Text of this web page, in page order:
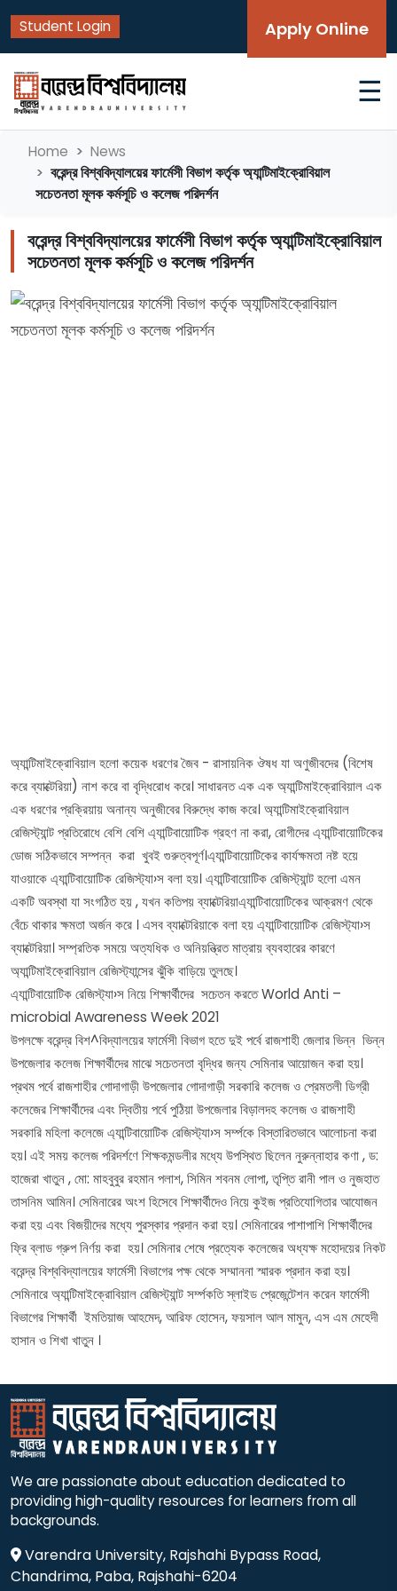
Student Login Apply Online
☰
Home News
বরেন্দ্র বিশ্ববিদ্যালয়ের ফার্মেসী বিভাগ কর্তৃক অ্যান্টিমাইক্রোবিয়াল
সচেতনতা মূলক কর্মসূচি ও কলেজ পরিদর্শন
বরেন্দ্র বিশ্ববিদ্যালয়ের ফার্মেসী বিভাগ কর্তৃক অ্যান্টিমাইক্রোবিয়াল
সচেতনতা মূলক কর্মসূচি ও কলেজ পরিদর্শন
অ্যান্টিমাইক্রোবিয়াল হলো কয়েক ধরণের জৈব - রাসায়নিক ঔষধ যা অণুজীবদের (বিশেষ
করে ব্যাক্টেরিয়া) নাশ করে বা বৃদ্ধিরোধ করে। সাধারনত এক এক অ্যান্টিমাইক্রোবিয়াল এক
এক ধরণের প্রক্রিয়ায় অনান্য অনুজীবের বিরুদ্ধে কাজ করে। অ্যান্টিমাইক্রোবিয়াল
রেজিস্ট্যান্ট প্রতিরোধে বেশি বেশি এ্যান্টিবায়োটিক গ্রহণ না করা, রোগীদের এ্যান্টিবায়োটিকের
ডোজ সঠিকভাবে সম্পন্ন করা খুবই গুরুত্বপূর্ণ।এ্যান্টিবায়োটিকের কার্যক্ষমতা নষ্ট হয়ে
যাওয়াকে এ্যান্টিবায়োটিক রেজিস্ট্যা›স বলা হয়। এ্যান্টিবায়োটিক রেজিস্ট্যান্ট হলো এমন
একটি অবস্থা যা সংগঠিত হয় , যখন কতিপয় ব্যাক্টেরিয়াএ্যান্টিবায়োটিকের আক্রমণ থেকে
বেঁচে থাকার ক্ষমতা অর্জন করে । এসব ব্যাক্টেরিয়াকে বলা হয় এ্যান্টিবায়োটিক রেজিস্ট্যা›স
ব্যাক্টেরিয়া। সম্প্রতিক সময়ে অত্যধিক ও অনিয়ন্ত্রিত মাত্রায় ব্যবহারের কারণে
অ্যান্টিমাইক্রোবিয়াল রেজিস্ট্যান্সের ঝুঁকি বাড়িয়ে তুলছে।
এ্যান্টিবায়োটিক রেজিস্ট্যা›স নিয়ে শিক্ষার্থীদের সচেতন করতে World Anti –
microbial Awareness Week 2021
উপলক্ষে বরেন্দ্র বিশ^বিদ্যালয়ের ফার্মেসী বিভাগ হতে দুই পর্বে রাজশাহী জেলার ভিন্ন ভিন্ন
উপজেলার কলেজ শিক্ষার্থীদের মাঝে সচেতনতা বৃদ্ধির জন্য সেমিনার আয়োজন করা হয়।
প্রথম পর্বে রাজশাহীর গোদাগাড়ী উপজেলার গোদাগাড়ী সরকারি কলেজ ও প্রেমতলী ডিগ্রী
কলেজের শিক্ষার্থীদের এবং দ্বিতীয় পর্বে পুঠিয়া উপজেলার বিড়ালদহ কলেজ ও রাজশাহী
সরকারি মহিলা কলেজে এ্যান্টিবায়োটিক রেজিস্ট্যা›স সর্ম্পকে বিস্তারিতভাবে আলোচনা করা
হয়। এই সময় কলেজ পরিদর্শণে শিক্ষকমন্ডলীর মধ্যে উপস্থিত ছিলেন নুরুন্নাহার কণা , ড:
হাজেরা খাতুন , মো: মাহবুবুর রহমান পলাশ, সিমিন শবনম লোপা, তৃপ্তি রানী পাল ও নুজহাত
তাসনিম আমিন। সেমিনারের অংশ হিসেবে শিক্ষার্থীদেও নিয়ে কুইজ প্রতিযোগিতার আযোজন
করা হয় এবং বিজয়ীদের মধ্যে পুরস্কার প্রদান করা হয়। সেমিনারের পাশাপাশি শিক্ষার্থীদের
ফ্রি ব্লাড গ্রুপ নির্ণয় করা হয়। সেমিনার শেষে প্রত্যেক কলেজের অধ্যক্ষ মহোদয়ের নিকট
বরেন্দ্র বিশ্ববিদ্যালয়ের ফার্মেসী বিভাগের পক্ষ থেকে সম্মাননা স্মারক প্রদান করা হয়।
সেমিনারে অ্যান্টিমাইক্রোবিয়াল রেজিস্ট্যান্ট সর্ম্পকতি স্লাইড প্রেজেন্টেশন করেন ফার্মেসী
বিভাগের শিক্ষার্থী ইমতিয়াজ আহমেদ, আরিফ হোসেন, ফয়সাল আল মামুন, এস এম মেহেদী
হাসান ও শিখা খাতুন ।
We are passionate about education dedicated to
providing high-quality resources for learners from all
backgrounds.
Varendra University, Rajshahi Bypass Road,
Chandrima, Paba, Rajshahi-6204